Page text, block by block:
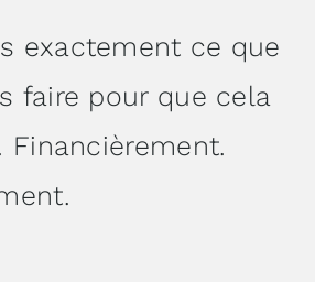
exactement ce que
faire pour que cela
Financièrement.